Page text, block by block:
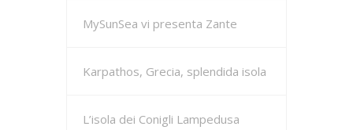
MySunSea vi presenta Zante
Karpathos, Grecia, splendida isola
L’isola dei Conigli Lampedusa